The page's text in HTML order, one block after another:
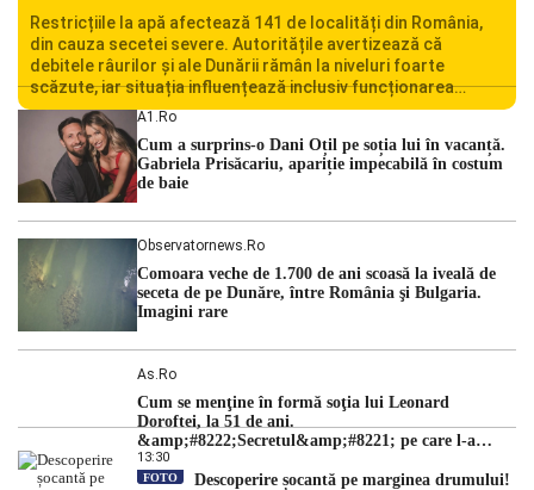
Restricțiile la apă afectează 141 de localități din România,
din cauza secetei severe. Autoritățile avertizează că
debitele râurilor și ale Dunării rămân la niveluri foarte
scăzute, iar situația influențează inclusiv funcționarea
Centralei Nucleare de la Cernavodă. România se confruntă
cu una dintre cele mai dificile perioade din punct de vedere
hidrologic din ultimii ani. Lipsa […]
A1.ro
Cum a surprins-o Dani Oțil pe soția lui în vacanță.
Gabriela Prisăcariu, apariție impecabilă în costum
de baie
Observatornews.ro
Comoara veche de 1.700 de ani scoasă la iveală de
seceta de pe Dunăre, între România şi Bulgaria.
Imagini rare
As.ro
Cum se menţine în formă soţia lui Leonard
Doroftei, la 51 de ani.
&amp;#8222;Secretul&amp;#8221; pe care l-a
dezvăluit
13:30
FOTO
Descoperire șocantă pe marginea drumului!